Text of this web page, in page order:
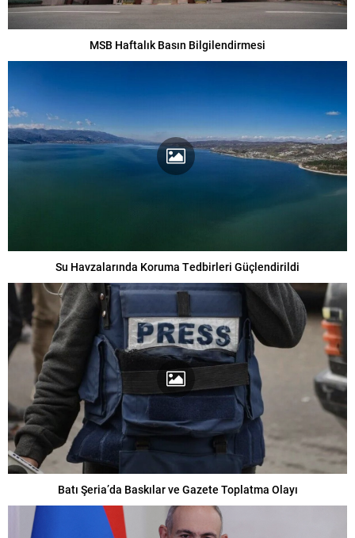
MSB Haftalık Basın Bilgilendirmesi
Su Havzalarında Koruma Tedbirleri Güçlendirildi
Batı Şeria’da Baskılar ve Gazete Toplatma Olayı